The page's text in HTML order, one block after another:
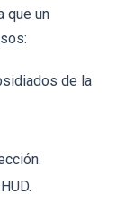
que un
de la